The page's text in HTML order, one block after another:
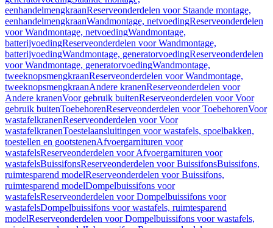
eenhandelmengkraanReserveonderdelen voor Staande montage,
eenhandelmengkraanWandmontage, netvoedingReserveonderdelen
voor Wandmontage, netvoedingWandmontage,
batterijvoedingReserveonderdelen voor Wandmontage,
batterijvoedingWandmontage, generatorvoedingReserveonderdelen
voor Wandmontage, generatorvoedingWandmontage,
tweeknopsmengkraanReserveonderdelen voor Wandmontage,
tweeknopsmengkraanAndere kranenReserveonderdelen voor
Andere kranenVoor gebruik buitenReserveonderdelen voor Voor
gebruik buitenToebehorenReserveonderdelen voor ToebehorenVoor
wastafelkranenReserveonderdelen voor Voor
wastafelkranenToestelaansluitingen voor wastafels, spoelbakken,
toestellen en gootstenenAfvoergarnituren voor
wastafelsReserveonderdelen voor Afvoergarnituren voor
wastafelsBuissifonsReserveonderdelen voor BuissifonsBuissifons,
ruimtesparend modelReserveonderdelen voor Buissifons,
ruimtesparend modelDompelbuissifons voor
wastafelsReserveonderdelen voor Dompelbuissifons voor
wastafelsDompelbuissifons voor wastafels, ruimtesparend
modelReserveonderdelen voor Dompelbuissifons voor wastafels,